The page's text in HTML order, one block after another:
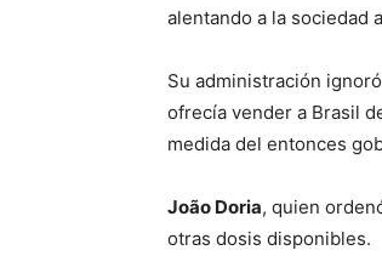
alentando a la sociedad
Su administración
ofrecía vender a Brasil
medida del entonces
João Doria, quien
otras dosis disponibles.